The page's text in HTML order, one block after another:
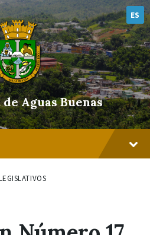
ES
Aguas Buenas